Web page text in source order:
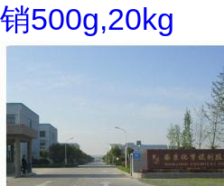
销500g,20kg